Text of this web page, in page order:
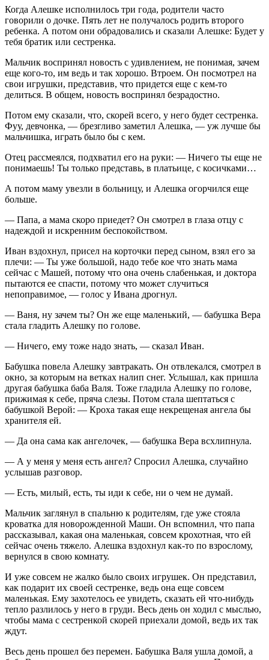
Когда Алешке исполнилось три года, родители часто
говорили о дочке. Пять лет не получалось родить второго
ребенка. А потом они обрадовались и сказали Алешке: Будет у
тебя братик или сестренка.
Мальчик воспринял новость с удивлением, не понимая, зачем
еще кого-то, им ведь и так хорошо. Втроем. Он посмотрел на
свои игрушки, представив, что придется еще с кем-то
делиться. В общем, новость воспринял безрадостно.
Потом ему сказали, что, скорей всего, у него будет сестренка.
Фуу, девчонка, — брезгливо заметил Алешка, — уж лучше бы
мальчишка, играть было бы с кем.
Отец рассмеялся, подхватил его на руки: — Ничего ты еще не
понимаешь! Ты только представь, в платьице, с косичками…
А потом маму увезли в больницу, и Алешка огорчился еще
больше.
— Папа, а мама скоро приедет? Он смотрел в глаза отцу с
надеждой и искренним беспокойством.
Иван вздохнул, присел на корточки перед сыном, взял его за
плечи: — Ты уже большой, надо тебе кое что знать мама
сейчас с Машей, потому что она очень слабенькая, и доктора
пытаются ее спасти, потому что может случиться
непоправимое, — голос у Ивана дрогнул.
— Ваня, ну зачем ты? Он же еще маленький, — бабушка Вера
стала гладить Алешку по голове.
— Ничего, ему тоже надо знать, — сказал Иван.
Бабушка повела Алешку завтракать. Он отвлекался, смотрел в
окно, за которым на ветках налип снег. Услышал, как пришла
другая бабушка баба Валя. Тоже гладила Алешку по голове,
прижимая к себе, пряча слезы. Потом стала шептаться с
бабушкой Верой: — Кроха такая еще некрещеная ангела бы
хранителя ей.
— Да она сама как ангелочек, — бабушка Вера всхлипнула.
— А у меня у меня есть ангел? Спросил Алешка, случайно
услышав разговор.
— Есть, милый, есть, ты иди к себе, ни о чем не думай.
Мальчик заглянул в спальню к родителям, где уже стояла
кроватка для новорожденной Маши. Он вспомнил, что папа
рассказывал, какая она маленькая, совсем крохотная, что ей
сейчас очень тяжело. Алешка вздохнул как-то по взрослому,
вернулся в свою комнату.
И уже совсем не жалко было своих игрушек. Он представил,
как подарит их своей сестренке, ведь она еще совсем
маленькая. Ему захотелось ее увидеть, сказать ей что-нибудь
тепло разлилось у него в груди. Весь день он ходил с мыслью,
чтобы мама с сестренкой скорей приехали домой, ведь их так
ждут.
Весь день прошел без перемен. Бабушка Валя ушла домой, а